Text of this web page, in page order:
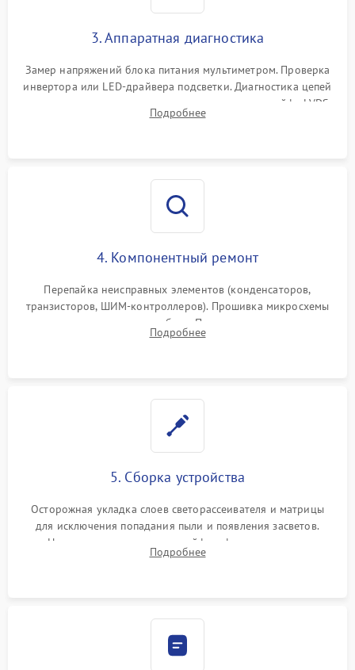
3. Аппаратная диагностика
Замер напряжений блока питания мультиметром. Проверка
инвертора или LED-драйвера подсветки. Диагностика цепей
питания скалера и тестирование сигналов на шлейфе LVDS
Подробнее
4. Компонентный ремонт
Перепайка неисправных элементов (конденсаторов,
транзисторов, ШИМ-контроллеров). Прошивка микросхемы
памяти при программных сбоях. При поломке подсветки —
разборка матрицы и замена выгоревших светодиодов.
Подробнее
5. Сборка устройства
Осторожная укладка слоев светорассеивателя и матрицы
для исключения попадания пыли и появления засветов.
Надежное подключение шлейфов, фиксация плат и
аккуратное защелкивание пластикового корпуса монитора.
Подробнее